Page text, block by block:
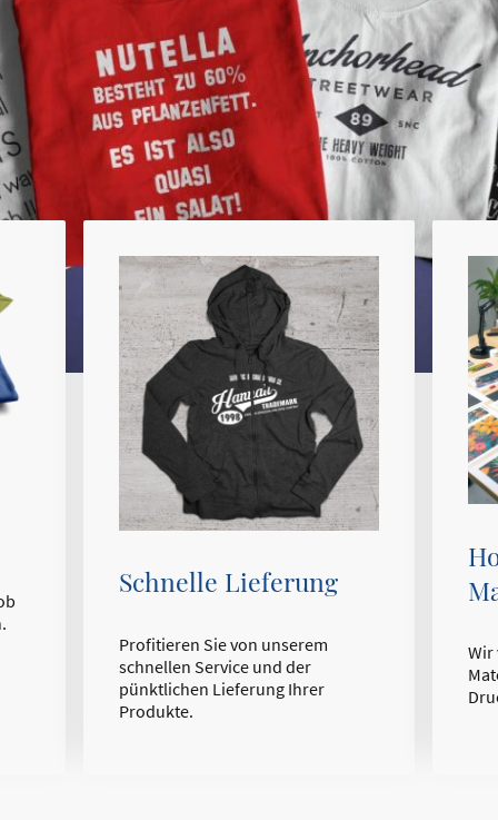
Schnelle Lieferung
Profitieren Sie von unserem
schnellen Service und der
pünktlichen Lieferung Ihrer
Produkte.
Wir